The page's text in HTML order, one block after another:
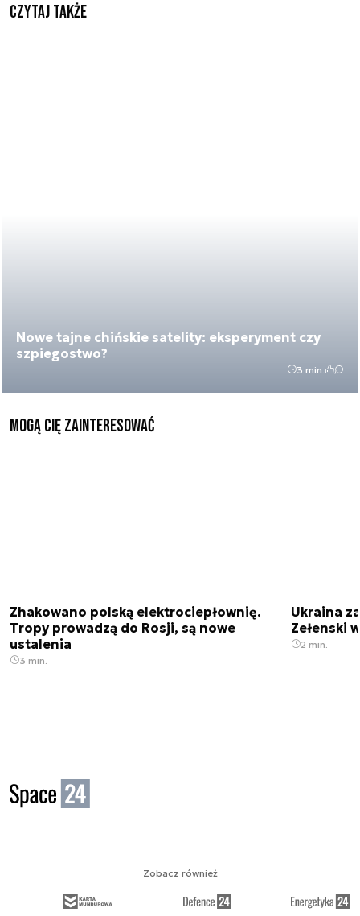
Czytaj także
Nowe tajne chińskie satelity: eksperyment czy
szpiegostwo?
3 min.
Mogą Cię zainteresować
Zhakowano polską elektrociepłownię.
Tropy prowadzą do Rosji, są nowe
ustalenia
3 min.
Ukraina
Zełenski
2 min.
Zobacz również